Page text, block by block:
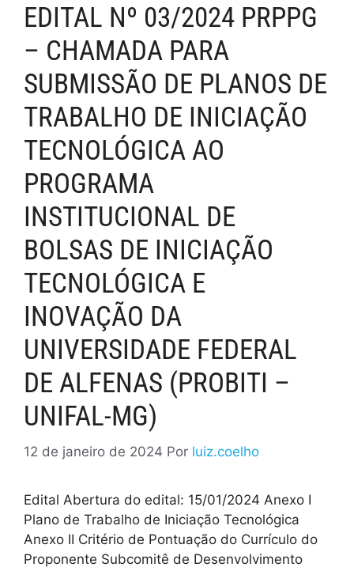
EDITAL Nº 03/2024 PRPPG
– CHAMADA PARA
SUBMISSÃO DE PLANOS DE
TRABALHO DE INICIAÇÃO
TECNOLÓGICA AO
PROGRAMA
INSTITUCIONAL DE
BOLSAS DE INICIAÇÃO
TECNOLÓGICA E
INOVAÇÃO DA
UNIVERSIDADE FEDERAL
DE ALFENAS (PROBITI –
UNIFAL-MG)
12 de janeiro de 2024 Por luiz.coelho
Edital Abertura do edital: 15/01/2024 Anexo I
Plano de Trabalho de Iniciação Tecnológica
Anexo II Critério de Pontuação do Currículo do
Proponente Subcomitê de Desenvolvimento